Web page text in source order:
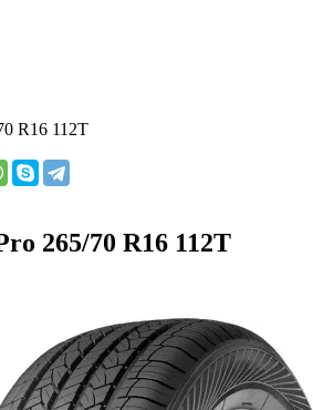
R16 112T
265/70 R16 112T